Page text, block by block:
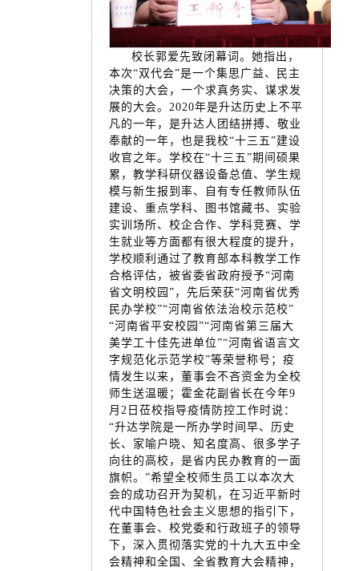
校长郭爱先致闭幕词。她指出，
本次“双代会”是一个集思广益、民主
决策的大会，一个求真务实、谋求发
展的大会。2020年是升达历史上不平
凡的一年，是升达人团结拼搏、敬业
奉献的一年，也是我校“十三五”建设
收官之年。学校在“十三五”期间硕果
累，教学科研仪器设备总值、学生规
模与新生报到率、自有专任教师队伍
建设、重点学科、图书馆藏书、实验
实训场所、校企合作、学科竞赛、学
生就业等方面都有很大程度的提升，
学校顺利通过了教育部本科教学工作
合格评估，被省委省政府授予“河南
省文明校园”，先后荣获“河南省优秀
民办学校”“河南省依法治校示范校”
“河南省平安校园”“河南省第三届大
美学工十佳先进单位”“河南省语言文
字规范化示范学校”等荣誉称号；疫
情发生以来，董事会不吝资金为全校
师生送温暖；霍金花副省长在今年9
月2日莅校指导疫情防控工作时说：
“升达学院是一所办学时间早、历史
长、家喻户晓、知名度高、很多学子
向往的高校，是省内民办教育的一面
旗帜。”希望全校师生员工以本次大
会的成功召开为契机，在习近平新时
代中国特色社会主义思想的指引下，
在董事会、校党委和行政班子的领导
下，深入贯彻落实党的十九大五中全
会精神和全国、全省教育大会精神，